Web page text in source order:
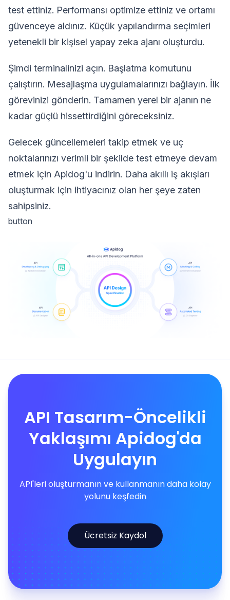
test ettiniz. Performansı optimize ettiniz ve ortamı
güvenceye aldınız. Küçük yapılandırma seçimleri
yetenekli bir kişisel yapay zeka ajanı oluşturdu.
Şimdi terminalinizi açın. Başlatma komutunu
çalıştırın. Mesajlaşma uygulamalarınızı bağlayın. İlk
görevinizi gönderin. Tamamen yerel bir ajanın ne
kadar güçlü hissettirdiğini göreceksiniz.
Gelecek güncellemeleri takip etmek ve uç
noktalarınızı verimli bir şekilde test etmeye devam
etmek için Apidog'u indirin. Daha akıllı iş akışları
oluşturmak için ihtiyacınız olan her şeye zaten
sahipsiniz.
button
API Tasarım-Öncelikli
Yaklaşımı Apidog'da
Uygulayın
API'leri oluşturmanın ve kullanmanın daha kolay
yolunu keşfedin
Ücretsiz Kaydol